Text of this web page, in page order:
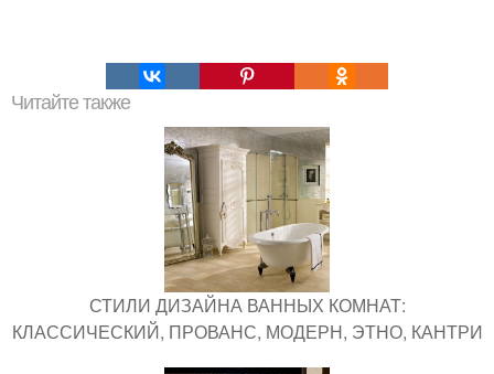
Читайте также
СТИЛИ ДИЗАЙНА ВАННЫХ КОМНАТ:
КЛАССИЧЕСКИЙ, ПРОВАНС, МОДЕРН, ЭТНО, КАНТРИ